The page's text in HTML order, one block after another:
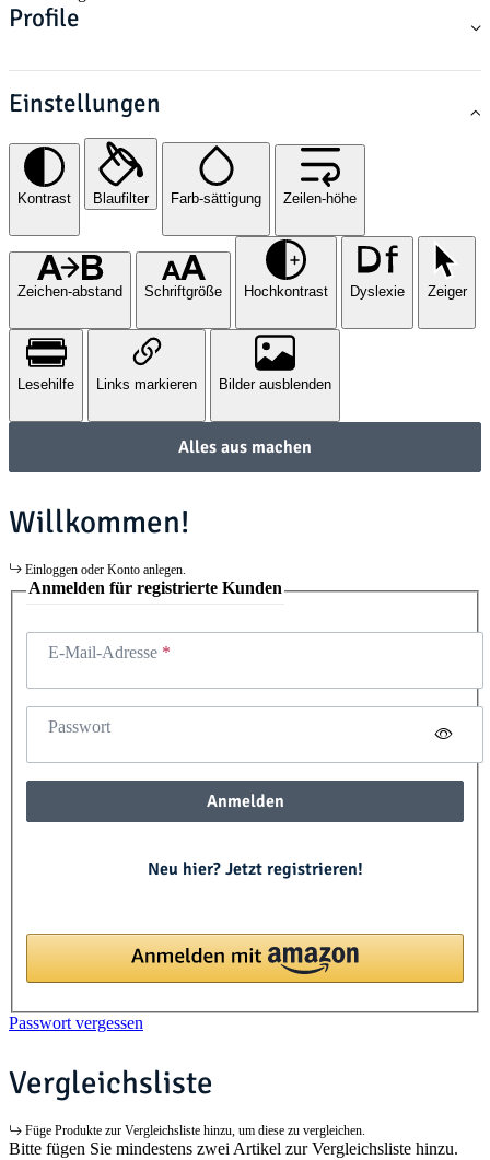
Profile
Einstellungen
Kontrast Blaufilter Farb-sättigung Zeilen-höhe
Zeichen-abstand Schriftgröße Hochkontrast Dyslexie Zeiger
Lesehilfe Links markieren Bilder ausblenden
Alles aus machen
Willkommen!
Einloggen oder Konto anlegen.
Anmelden für registrierte Kunden
E-Mail-Adresse
Passwort
Anmelden
Neu hier? Jetzt registrieren!
Passwort vergessen
Vergleichsliste
Füge Produkte zur Vergleichsliste hinzu, um diese zu vergleichen.
Bitte fügen Sie mindestens zwei Artikel zur Vergleichsliste hinzu.